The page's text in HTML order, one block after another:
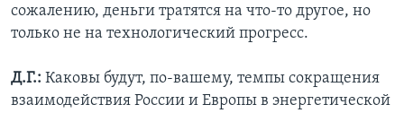
сожалению, деньги тратятся на что-то другое, но
только не на технологический прогресс.
Д.Г.: Каковы будут, по-вашему, темпы сокращения
взаимодействия России и Европы в энергетической